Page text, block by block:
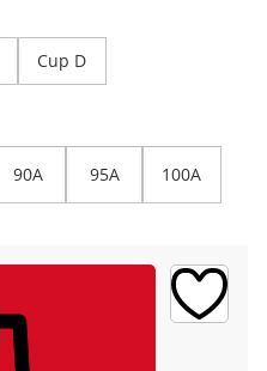
Cup D
90A 95A 100A